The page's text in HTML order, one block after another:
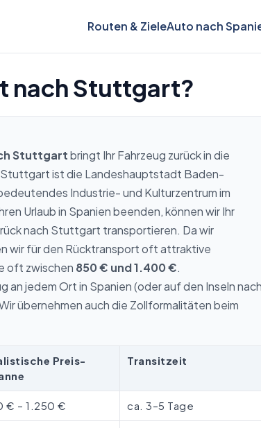
Routen & ZieleAuto nach
nach Stuttgart?
Stuttgartbringt Ihr Fahrzeug zurück in die
ist die Landeshauptstadt Baden-
Industrie- und Kulturzentrum im
Urlaub in Spanien beenden, können wir Ihr
nach Stuttgart transportieren. Da wir
wir für den Rücktransport oft attraktive
oft zwischen 850 € und 1.400 €.
an jedem Ort in Spanien (oder auf den Inseln
übernehmen auch die Zollformalitäten beim
Preis-
Transitzeit
€ – 1.250 € ca. 3–5 Tage